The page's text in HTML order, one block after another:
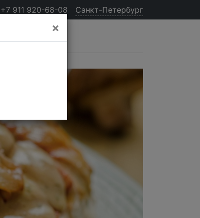
+7 911 920-68-08 Санкт-Петербург
×